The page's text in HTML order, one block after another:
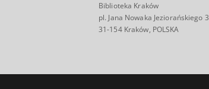
Biblioteka Kraków
pl. Jana Nowaka Jeziorańskiego 3
31-154 Kraków, POLSKA